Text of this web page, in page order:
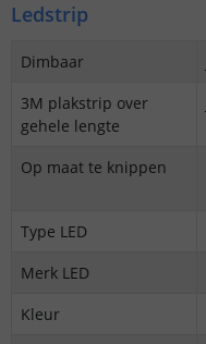
Ledstrip
Dimbaar
3M plakstrip over
gehele lengte
Op maat te knippen
Type LED
Merk LED
Kleur